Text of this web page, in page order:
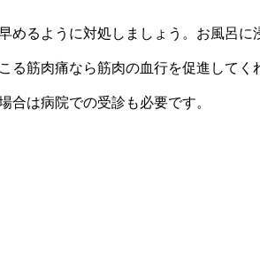
めるように対処しましょう。お風呂に
る筋肉痛なら筋肉の血行を促進してく
合は病院での受診も必要です。